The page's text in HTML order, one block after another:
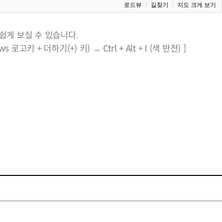
로드뷰 길찾기 지도 크게 보기
게 보실 수 있습니다.
로고키 + 더하기(+) 키) → Ctrl + Alt + I (색 반전) ]